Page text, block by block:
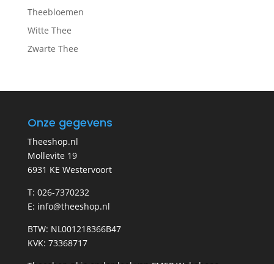
Theebloemen
Witte Thee
Zwarte Thee
Onze gegevens
Theeshop.nl
Mollevite 19
6931 KE Westervoort
T: 026-7370232
E: info@theeshop.nl
BTW: NL001218366B47
KVK: 73368717